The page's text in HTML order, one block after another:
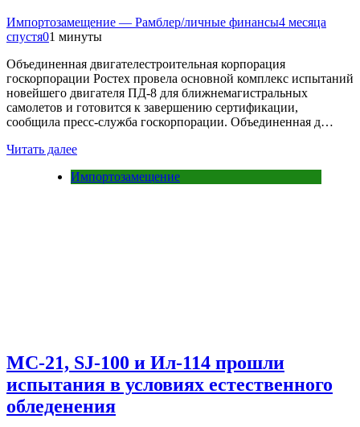
Импортозамещение — Рамблер/личные финансы4 месяца
спустя01 минуты
Объединенная двигателестроительная корпорация
госкорпорации Ростех провела основной комплекс испытаний
новейшего двигателя ПД-8 для ближнемагистральных
самолетов и готовится к завершению сертификации,
сообщила пресс-служба госкорпорации. Объединенная д…
Читать далее
Импортозамещение
МС-21, SJ-100 и Ил-114 прошли
испытания в условиях естественного
обледенения